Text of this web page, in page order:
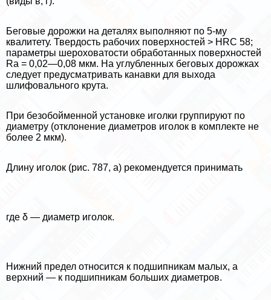
Беговые дорожки на деталях выполняют по 5-му
квалитету. Твердость рабочих поверхностей > HRC 58;
параметры шероховатости обработанных поверхностей
Rа = 0,02—0,08 мкм. На углубленных беговых дорожках
следует предусматривать канавки для выхода
шлифовального крута.
При безобойменной установке иголки группируют по
диаметру (отклонение диаметров иголок в комплекте не
более 2 мкм).
Длину иголок (рис. 787, а) рекомендуется принимать
где δ — диаметр иголок.
Нижний предел относится к подшипникам малых, а
верхний — к подшипникам больших диаметров.